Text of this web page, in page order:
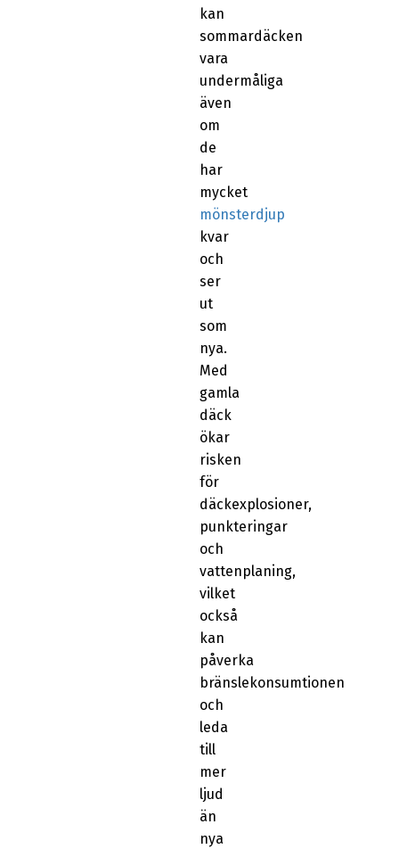
kan
sommardäcken
vara
undermåliga
även
om
de
har
mycket
mönsterdjup
kvar
och
ser
ut
som
nya.
Med
gamla
däck
ökar
risken
för
däckexplosioner,
punkteringar
och
vattenplaning,
vilket
också
kan
påverka
bränslekonsumtionen
och
leda
till
mer
ljud
än
nya